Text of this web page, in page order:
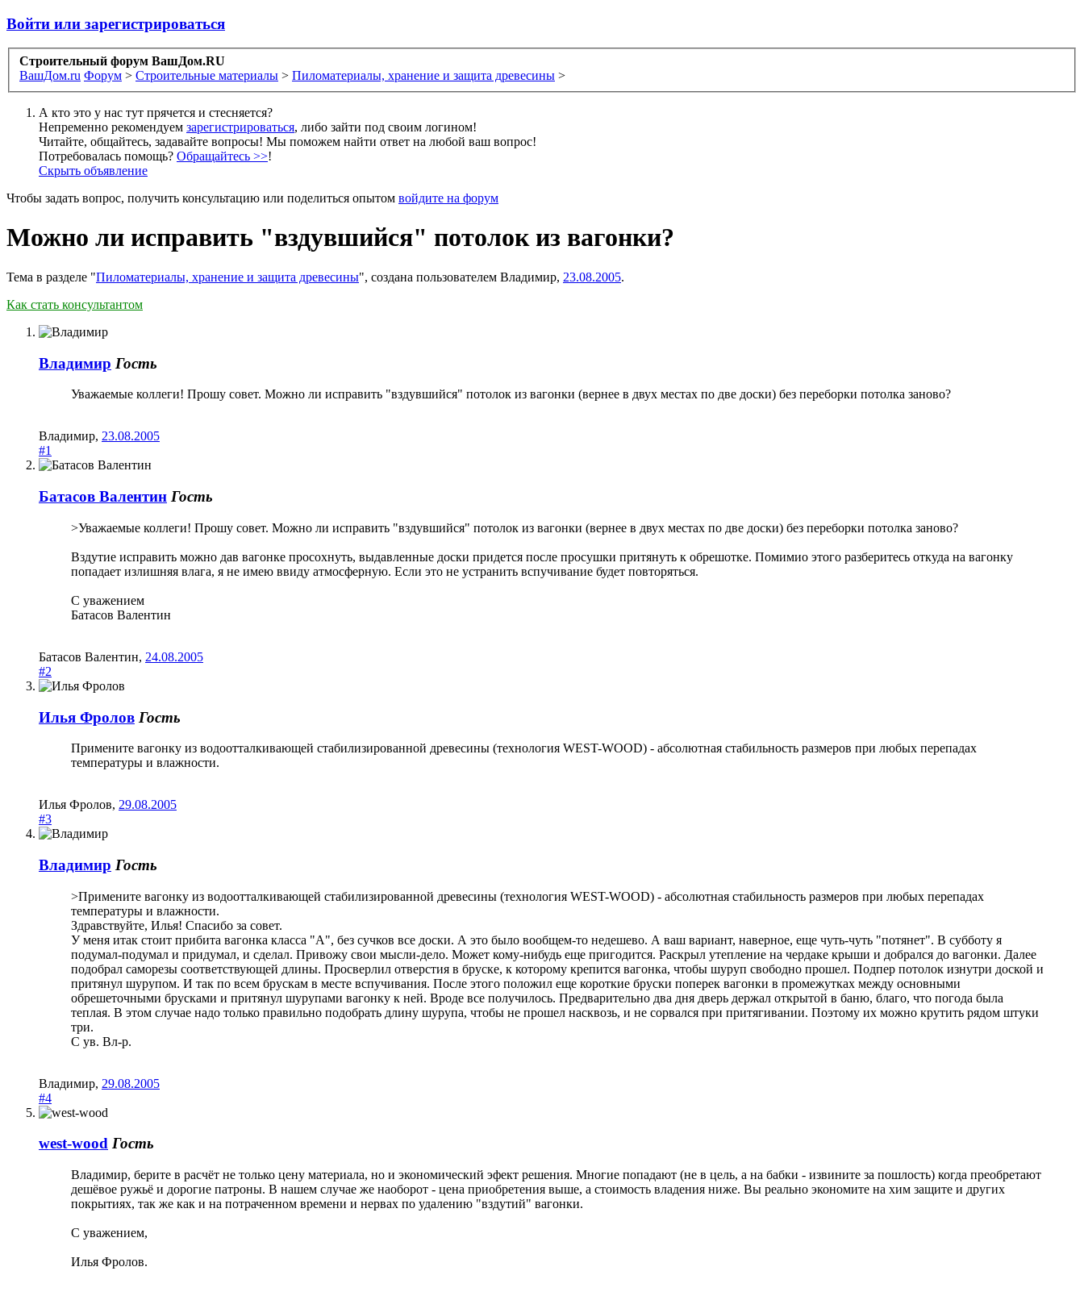
Войти или зарегистрироваться
Строительный форум ВашДом.RU
ВашДом.ru Форум > Строительные материалы > Пиломатериалы, хранение и защита древесины >
А кто это у нас тут прячется и стесняется?
Непременно рекомендуем зарегистрироваться, либо зайти под своим логином!
Читайте, общайтесь, задавайте вопросы! Мы поможем найти ответ на любой ваш вопрос!
Потребовалась помощь? Обращайтесь >>!
Скрыть объявление
Чтобы задать вопрос, получить консультацию или поделиться опытом войдите на форум
Можно ли исправить "вздувшийся" потолок из вагонки?
Тема в разделе "Пиломатериалы, хранение и защита древесины", создана пользователем Владимир, 23.08.2005.
Как стать консультантом
Владимир Гость
Уважаемые коллеги! Прошу совет. Можно ли исправить "вздувшийся" потолок из вагонки (вернее в двух местах по две доски) без переборки потолка заново?
Владимир, 23.08.2005
#1
Батасов Валентин Гость
>Уважаемые коллеги! Прошу совет. Можно ли исправить "вздувшийся" потолок из вагонки (вернее в двух местах по две доски) без переборки потолка заново?
Вздутие исправить можно дав вагонке просохнуть, выдавленные доски придется после просушки притянуть к обрешотке. Помимио этого разберитесь откуда на вагонку
попадает излишняя влага, я не имею ввиду атмосферную. Если это не устранить вспучивание будет повторяться.
С уважением
Батасов Валентин
Батасов Валентин, 24.08.2005
#2
Илья Фролов Гость
Примените вагонку из водоотталкивающей стабилизированной древесины (технология WEST-WOOD) - абсолютная стабильность размеров при любых перепадах
температуры и влажности.
Илья Фролов, 29.08.2005
#3
Владимир Гость
>Примените вагонку из водоотталкивающей стабилизированной древесины (технология WEST-WOOD) - абсолютная стабильность размеров при любых перепадах
температуры и влажности.
Здравствуйте, Илья! Спасибо за совет.
У меня итак стоит прибита вагонка класса "А", без сучков все доски. А это было вообщем-то недешево. А ваш вариант, наверное, еще чуть-чуть "потянет". В субботу я
подумал-подумал и придумал, и сделал. Привожу свои мысли-дело. Может кому-нибудь еще пригодится. Раскрыл утепление на чердаке крыши и добрался до вагонки. Далее
подобрал саморезы соответствующей длины. Просверлил отверстия в бруске, к которому крепится вагонка, чтобы шуруп свободно прошел. Подпер потолок изнутри доской и
притянул шурупом. И так по всем брускам в месте вспучивания. После этого положил еще короткие бруски поперек вагонки в промежутках между основными
обрешеточными брусками и притянул шурупами вагонку к ней. Вроде все получилось. Предварительно два дня дверь держал открытой в баню, благо, что погода была
теплая. В этом случае надо только правильно подобрать длину шурупа, чтобы не прошел насквозь, и не сорвался при притягивании. Поэтому их можно крутить рядом штуки
три.
С ув. Вл-р.
Владимир, 29.08.2005
#4
west-wood Гость
Владимир, берите в расчёт не только цену материала, но и экономический эфект решения. Многие попадают (не в цель, а на бабки - извините за пошлость) когда преобретают
дешёвое ружьё и дорогие патроны. В нашем случае же наоборот - цена приобретения выше, а стоимость владения ниже. Вы реально экономите на хим защите и других
покрытиях, так же как и на потраченном времени и нервах по удалению "вздутий" вагонки.
С уважением,
Илья Фролов.